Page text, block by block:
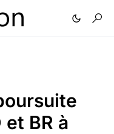
BR à